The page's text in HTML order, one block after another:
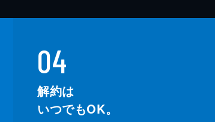
04
解約は
いつでもOK。